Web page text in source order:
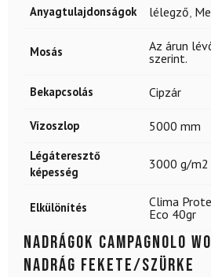
Anyagtulajdonságok lélegző
Mosás
Az árun
szerint.
Bekapcsolás Cipzár
Vízoszlop 5000 mm
Légáteresztő
képesség
3000 g/m2
Elkülönítés Clima
Eco 40gr
Nadrágok CAMPAGNOLO
nadrág fekete/szürke